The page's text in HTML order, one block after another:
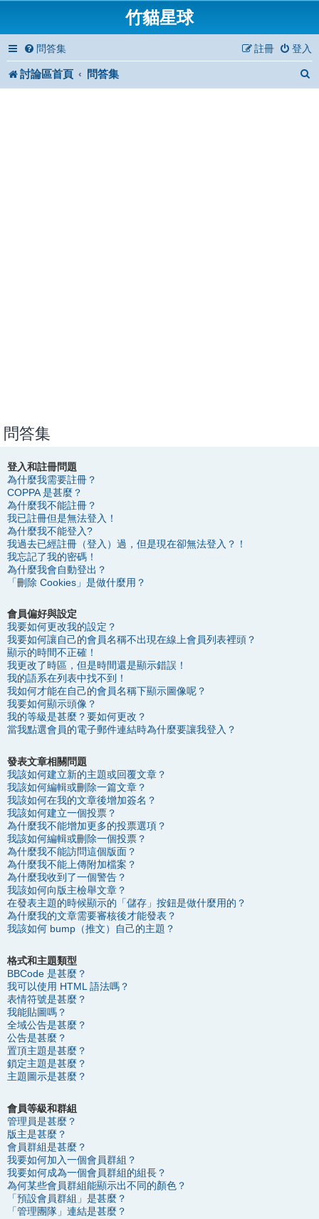
竹貓星球
問答集 登入
註冊
討論區首頁 問答集
問答集
登入和註冊問題
為什麼我需要註冊？
COPPA 是甚麼？
為什麼我不能註冊？
我已註冊但是無法登入！
為什麼我不能登入?
我過去已經註冊（登入）過，但是現在卻無法登入？！
我忘記了我的密碼！
為什麼我會自動登出？
「刪除 Cookies」是做什麼用？
會員偏好與設定
我要如何更改我的設定？
我要如何讓自己的會員名稱不出現在線上會員列表裡頭？
顯示的時間不正確！
我更改了時區，但是時間還是顯示錯誤！
我的語系在列表中找不到！
我如何才能在自己的會員名稱下顯示圖像呢？
我要如何顯示頭像？
我的等級是甚麼？要如何更改？
當我點選會員的電子郵件連結時為什麼要讓我登入？
發表文章相關問題
我該如何建立新的主題或回覆文章？
我該如何編輯或刪除一篇文章？
我該如何在我的文章後增加簽名？
我該如何建立一個投票？
為什麼我不能增加更多的投票選項？
我該如何編輯或刪除一個投票？
為什麼我不能訪問這個版面？
為什麼我不能上傳附加檔案？
為什麼我收到了一個警告？
我該如何向版主檢舉文章？
在發表主題的時候顯示的「儲存」按鈕是做什麼用的？
為什麼我的文章需要審核後才能發表？
我該如何 bump（推文）自己的主題？
格式和主題類型
BBCode 是甚麼？
我可以使用 HTML 語法嗎？
表情符號是甚麼？
我能貼圖嗎？
全域公告是甚麼？
公告是甚麼？
置頂主題是甚麼？
鎖定主題是甚麼？
主題圖示是甚麼？
會員等級和群組
管理員是甚麼？
版主是甚麼？
會員群組是甚麼？
我要如何加入一個會員群組？
我要如何成為一個會員群組的組長？
為何某些會員群組能顯示出不同的顏色？
「預設會員群組」是甚麼？
「管理團隊」連結是甚麼？